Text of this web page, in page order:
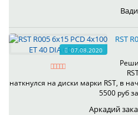
07.08.2020
RST
наткнулся на диски марки RST, в
5500 руб
Аркадий